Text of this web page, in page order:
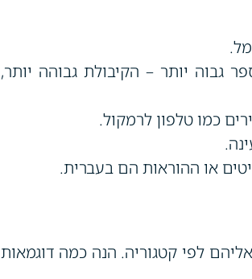
גבוה יותר – הקיבולת גבוהה יותר,
כמו טלפון לרמקול.
או ההוראות הם בעברית.
לפי קטגוריה. הנה כמה דוגמאות